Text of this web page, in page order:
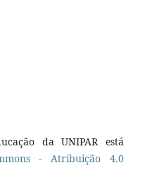
da UNIPAR está
- Atribuição 4.0